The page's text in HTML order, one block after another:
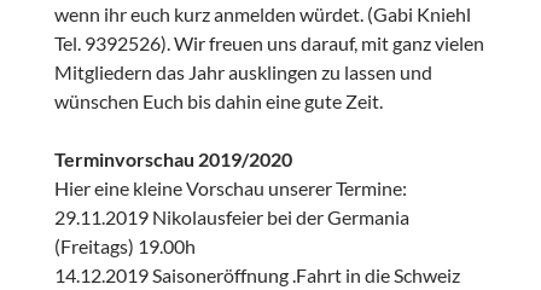
wenn ihr euch kurz anmelden würdet. (Gabi Kniehl
Tel. 9392526). Wir freuen uns darauf, mit ganz vielen
Mitgliedern das Jahr ausklingen zu lassen und
wünschen Euch bis dahin eine gute Zeit.
Terminvorschau 2019/2020
Hier eine kleine Vorschau unserer Termine:
29.11.2019 Nikolausfeier bei der Germania
(Freitags) 19.00h
14.12.2019 Saisoneröffnung .Fahrt in die Schweiz